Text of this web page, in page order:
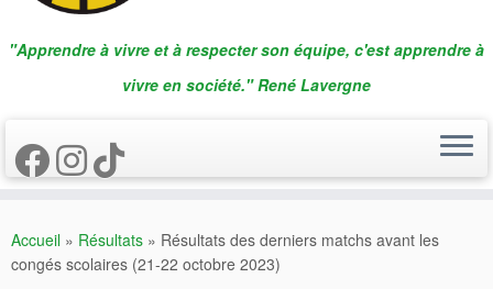
"Apprendre à vivre et à respecter son équipe, c'est apprendre à
vivre en société." René Lavergne
Accueil » Résultats » Résultats des derniers matchs avant les
congés scolaires (21-22 octobre 2023)